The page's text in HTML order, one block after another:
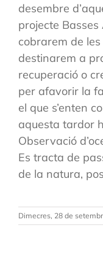
desembre
projecte
cobrarem de
destinarem a
recuperació o
per afavorir la
el que s’enten
aquesta tardor
Observació
Es tracta de
de la natura,
Dimecres, 28 de